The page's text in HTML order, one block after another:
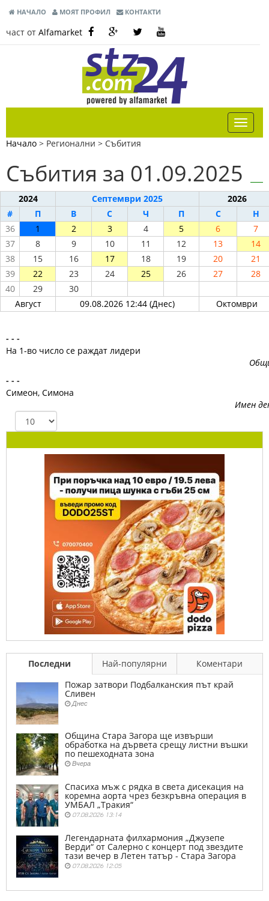
НАЧАЛО МОЯТ ПРОФИЛ КОНТАКТИ
част от Alfamarket
Начало > Регионални > Събития
Събития за 01.09.2025
2024 Септември 2025
2026
#
П В С Ч П С
Н
36
1 2 3 4 5 6
7
37
8 9 10 11 12 13
14
38
15 16 17 18 19 20
21
39
22 23 24 25 26 27
28
40
29
30
Август
09.08.2026 12:44 (Днес) Октомври
- - -
На 1-во число се раждат лидери
- - -
Симеон, Симона
Имен
Последни Най-популярни
Коментари
Пожар затвори Подбалканския път край
Сливен
Днес
Община Стара Загора ще извърши
обработка на дървета срещу листни въшки
по пешеходната зона
Вчера
Спасиха мъж с рядка в света дисекация на
коремна аорта чрез безкръвна операция в
УМБАЛ „Тракия“
07.08.2026 13:14
Легендарната филхармония „Джузепе
Верди“ от Салерно с концерт под звездите
тази вечер в Летен татър - Стара Загора
07.08.2026 12:05